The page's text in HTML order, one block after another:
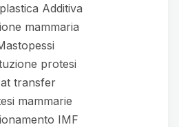
Additiva
mammaria
protesi
transfer
mammarie
IMF